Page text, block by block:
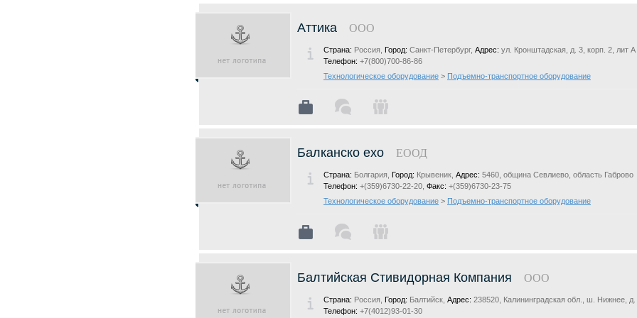
Аттика ООО
Страна: Россия, Город: Санкт-Петербург, Адрес: ул. Кронштадская, д. 3, корп. 2, лит А
Телефон: +7(800)700-86-86
Технологическое оборудование > Подъемно-транспортное оборудование
Балканско ехо ЕООД
Страна: Болгария, Город: Крывеник, Адрес: 5460, oбщина Севлиево, область Габрово
Телефон: +(359)6730-22-20, Факс: +(359)6730-23-75
Технологическое оборудование > Подъемно-транспортное оборудование
Балтийская Стивидорная Компания ООО
Страна: Россия, Город: Балтийск, Адрес: 238520, Калининградская обл., ш. Нижнее, д.
Телефон: +7(4012)93-01-30